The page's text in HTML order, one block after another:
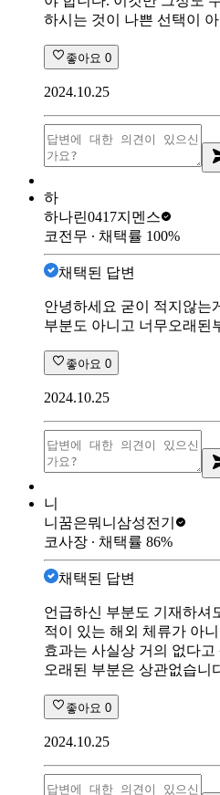
하시는 것이 나쁜 선택이
좋아요 0
2024.10.25
하
하나린0417지멘스
코전무 ∙ 채택률 100%
채택된 답변
안녕하세요 굳이 적지않는
부분도 아니고 너무오래된
좋아요 0
2024.10.25
니
니꿈은뭐니 삼성전기
코사장 ∙ 채택률 86%
채택된 답변
언급하신 부분도 기재하셔
적이 있는 해외 체류가 아
효과는 사실상 거의 없다고
오래된 부분은 상관없습니
좋아요 0
2024.10.25